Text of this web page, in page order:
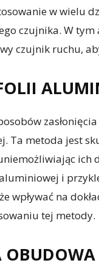
w wielu
czujnika. W
czujnik ruchu,
Ta metoda jest
ich
i
wpływać na
tej metody.
OBUDOWA